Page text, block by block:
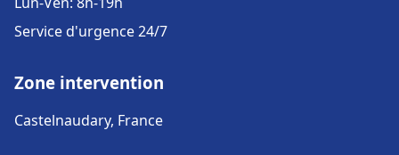
Service d'urgence 24/7
Zone intervention
Castelnaudary, France